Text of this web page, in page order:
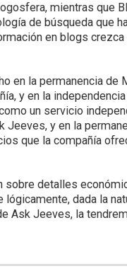
mientras que
de búsqueda que
en blogs
en la permanencia de
y en la
un servicio
Jeeves, y en la
que la compañía
sobre detalles
lógicamente, dada la
Ask Jeeves, la